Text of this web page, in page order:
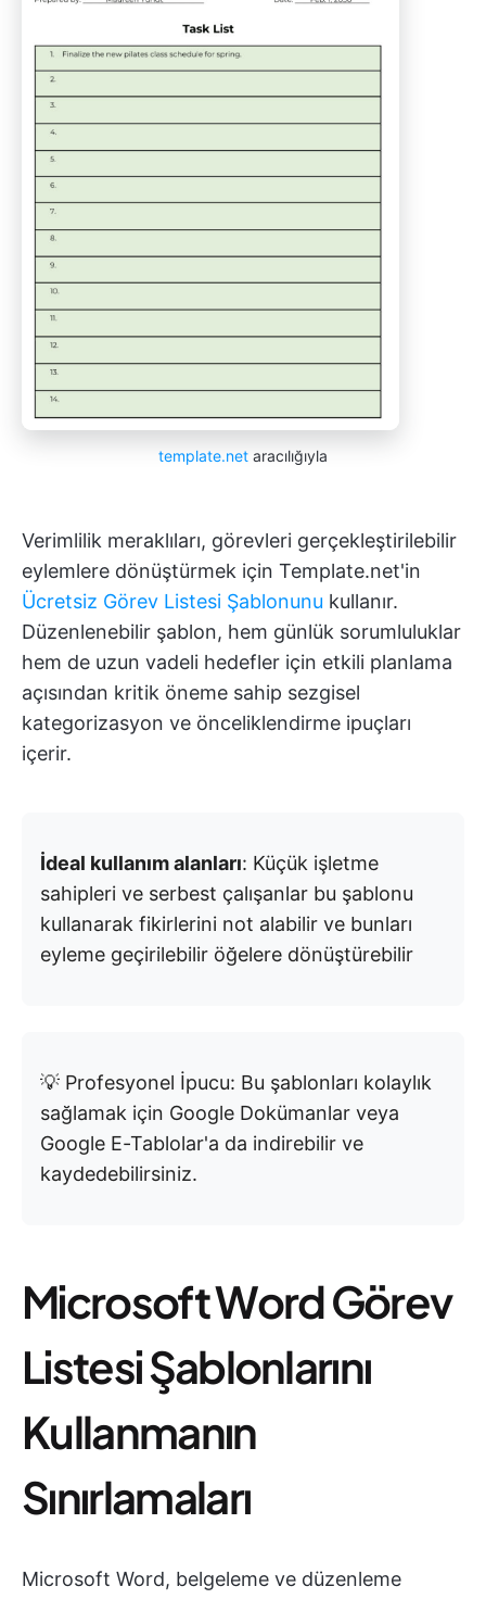
template.net aracılığıyla
Verimlilik meraklıları, görevleri gerçekleştirilebilir
eylemlere dönüştürmek için Template.net'in
Ücretsiz Görev Listesi Şablonunu kullanır.
Düzenlenebilir şablon, hem günlük sorumluluklar
hem de uzun vadeli hedefler için etkili planlama
açısından kritik öneme sahip sezgisel
kategorizasyon ve önceliklendirme ipuçları
içerir.
İdeal kullanım alanları: Küçük işletme
sahipleri ve serbest çalışanlar bu şablonu
kullanarak fikirlerini not alabilir ve bunları
eyleme geçirilebilir öğelere dönüştürebilir
💡 Profesyonel İpucu: Bu şablonları kolaylık
sağlamak için Google Dokümanlar veya
Google E-Tablolar'a da indirebilir ve
kaydedebilirsiniz.
Microsoft Word Görev
Listesi Şablonlarını
Kullanmanın
Sınırlamaları
Microsoft Word, belgeleme ve düzenleme